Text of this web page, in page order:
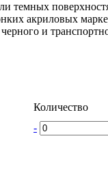
темных
акриловых
и
Количество
-